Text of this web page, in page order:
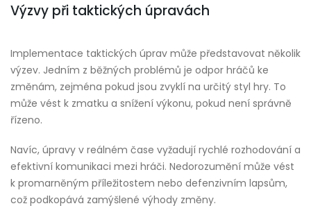
Výzvy při taktických úpravách
Implementace taktických úprav může představovat několik
výzev. Jedním z běžných problémů je odpor hráčů ke
změnám, zejména pokud jsou zvyklí na určitý styl hry. To
může vést k zmatku a snížení výkonu, pokud není správně
řízeno.
Navíc, úpravy v reálném čase vyžadují rychlé rozhodování a
efektivní komunikaci mezi hráči. Nedorozumění může vést
k promarněným příležitostem nebo defenzivním lapsům,
což podkopává zamýšlené výhody změny.